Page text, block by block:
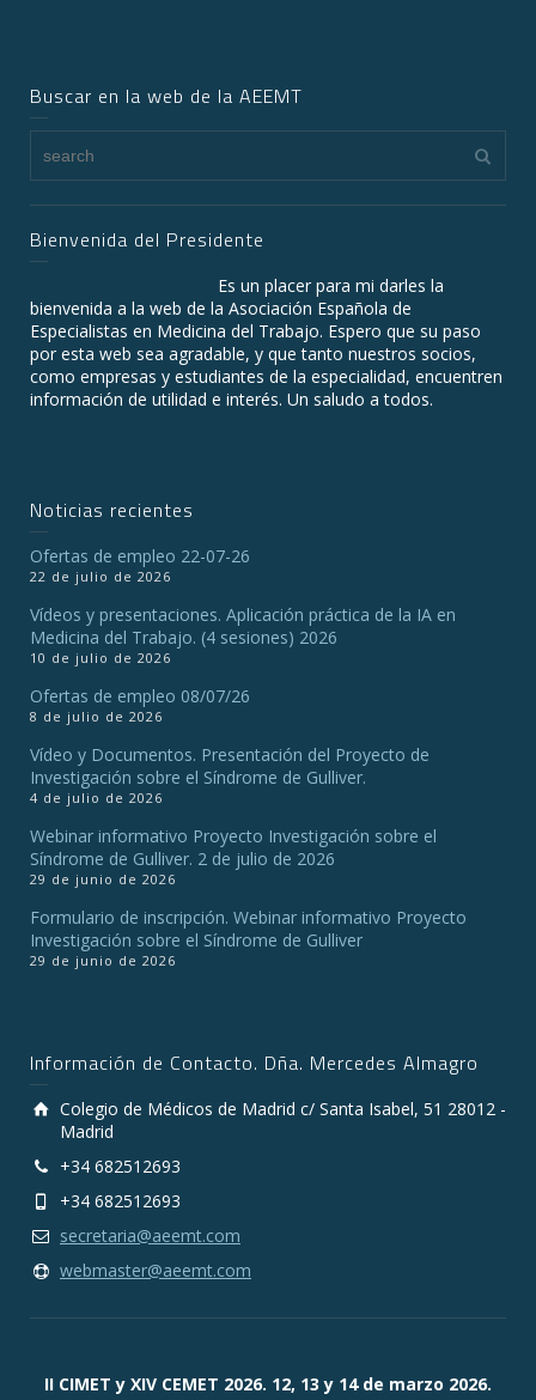
Buscar en la web de la AEEMT
Bienvenida del Presidente
Es un placer para mi darles la
bienvenida a la web de la Asociación Española de
Especialistas en Medicina del Trabajo. Espero que su paso
por esta web sea agradable, y que tanto nuestros socios,
como empresas y estudiantes de la especialidad, encuentren
información de utilidad e interés. Un saludo a todos.
Noticias recientes
Ofertas de empleo 22-07-26
22 de julio de 2026
Vídeos y presentaciones. Aplicación práctica de la IA en
Medicina del Trabajo. (4 sesiones) 2026
10 de julio de 2026
Ofertas de empleo 08/07/26
8 de julio de 2026
Vídeo y Documentos. Presentación del Proyecto de
Investigación sobre el Síndrome de Gulliver.
4 de julio de 2026
Webinar informativo Proyecto Investigación sobre el
Síndrome de Gulliver. 2 de julio de 2026
29 de junio de 2026
Formulario de inscripción. Webinar informativo Proyecto
Investigación sobre el Síndrome de Gulliver
29 de junio de 2026
Información de Contacto. Dña. Mercedes Almagro
Colegio de Médicos de Madrid c/ Santa Isabel, 51 28012 -
Madrid
+34 682512693
+34 682512693
secretaria@aeemt.com
webmaster@aeemt.com
II CIMET y XIV CEMET 2026. 12, 13 y 14 de marzo 2026.